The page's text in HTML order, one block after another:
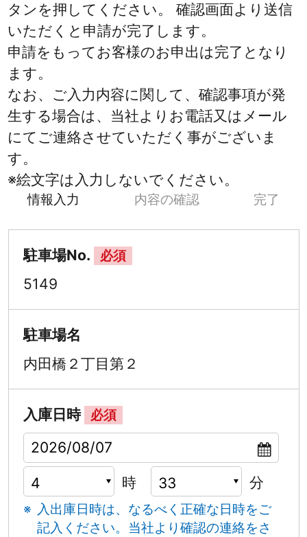
タンを押してください。 確認画面より送信
いただくと申請が完了します。
申請をもってお客様のお申出は完了となり
ます。
なお、ご入力内容に関して、確認事項が発
生する場合は、当社よりお電話又はメール
にてご連絡させていただく事がございま
す。
※絵文字は入力しないでください。
情報入力 内容の確認 完了
駐車場No. 必須
5149
駐車場名
内田橋２丁目第２
入庫日時 必須
時 分
入出庫日時は、なるべく正確な日時をご
記入ください。 当社より確認の連絡をさ